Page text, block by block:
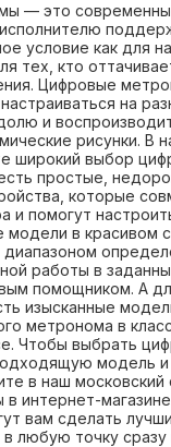
— это
условие как для
тех, кто
Цифровые
на
и
рисунки. В
широкий выбор
простые,
которые
и помогут
модели в красивом
работы в
помощником. А
изысканные
метронома в
Чтобы выбрать
модель
в наш московский
в интернет-
вам сделать
любую точку сразу